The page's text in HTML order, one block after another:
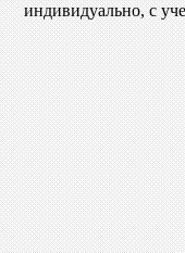
индивидуально, с